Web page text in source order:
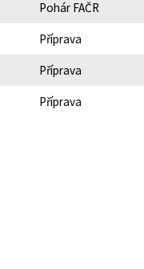
Pohár FAČR
Příprava
Příprava
Příprava